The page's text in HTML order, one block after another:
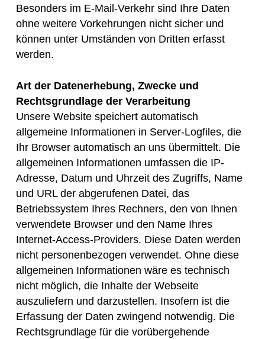
Besonders im E-Mail-Verkehr sind Ihre Daten
ohne weitere Vorkehrungen nicht sicher und
können unter Umständen von Dritten erfasst
werden.
Art der Datenerhebung, Zwecke und
Rechtsgrundlage der Verarbeitung
Unsere Website speichert automatisch
allgemeine Informationen in Server-Logfiles, die
Ihr Browser automatisch an uns übermittelt. Die
allgemeinen Informationen umfassen die IP-
Adresse, Datum und Uhrzeit des Zugriffs, Name
und URL der abgerufenen Datei, das
Betriebssystem Ihres Rechners, den von Ihnen
verwendete Browser und den Name Ihres
Internet-Access-Providers. Diese Daten werden
nicht personenbezogen verwendet. Ohne diese
allgemeinen Informationen wäre es technisch
nicht möglich, die Inhalte der Webseite
auszuliefern und darzustellen. Insofern ist die
Erfassung der Daten zwingend notwendig. Die
Rechtsgrundlage für die vorübergehende